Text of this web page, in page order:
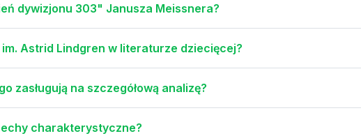
dywizjonu 303" Janusza Meissnera?
Astrid Lindgren w literaturze dziecięcej?
zasługują na szczegółową analizę?
charakterystyczne?